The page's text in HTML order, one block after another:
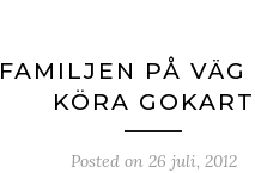
FAMILJEN PÅ VÄG
KÖRA GOKART
Posted on 26 juli, 2012